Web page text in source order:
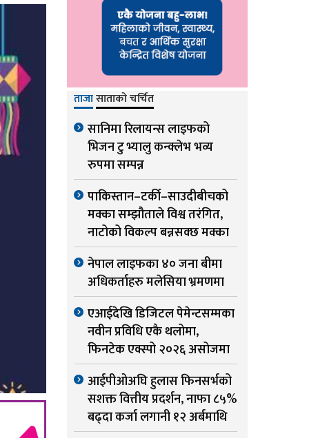
ताजासाताको चर्चित
सानिमा रिलायन्स लाइफको
भिजन टु भ्यालु कन्क्लेभ भव्य
रुपमा सम्पन्न
पाकिस्तान–टर्की–साउदीबीचको
मक्का सम्झौताले विश्व तरंगित,
नाटोको विकल्प बन्नसक्छ मक्का
नेपाल लाइफका ४० जना बीमा
अधिकर्ताहरु मलेसिया भ्रमणमा
एआईदेखि डिजिटल पेमेन्टसम्मका
नवीन प्रविधि एकै थलोमा,
फिनटेक एक्स्पो २०२६ असोजमा
आईपीओअघि हुलास फिनसर्भको
सशक्त वित्तीय प्रदर्शन, नाफा ८५%
बढ्दा कर्जा लगानी १२ अर्बमाथि